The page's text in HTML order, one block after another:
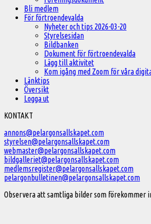
Bli medlem
För förtroendevalda
Nyheter och tips 2026-03-20
Styrelsesidan
Bildbanken
Dokument för förtroendevalda
Lägg till aktivitet
Kom igång med Zoom för våra
Länktips
Översikt
Logga ut
Välkommen
till
Svenska
Pelargonsällskapet
KONTAKT
annons@pelargonsallskapet.com
styrelsen@pelargonsallskapet.com
webmaster@pelargonsallskapet.com
bildgalleriet@pelargonsallskapet.com
medlemsregister@pelargonsallskapet.com
pelargonbulletinen@pelargonsallskapet.com
Observera att samtliga bilder som förekommer